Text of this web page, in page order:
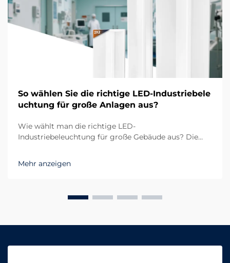
So wählen Sie die richtige LED-Industriebele
uchtung für große Anlagen aus?
Wie wählt man die richtige LED-
Industriebeleuchtung für große Gebäude aus? Die
Industriebeleuchtung in Großanlagen Beim
Management großer Gebäude wie Lagerhallen,
Mehr anzeigen